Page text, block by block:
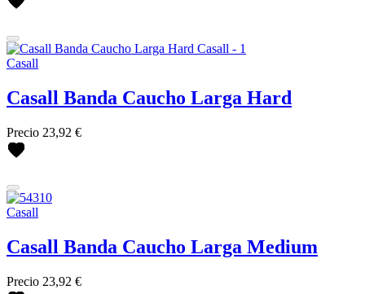
Casall
Casall Banda Caucho Larga Hard
Precio 23,92 €
Casall
Casall Banda Caucho Larga Medium
Precio 23,92 €